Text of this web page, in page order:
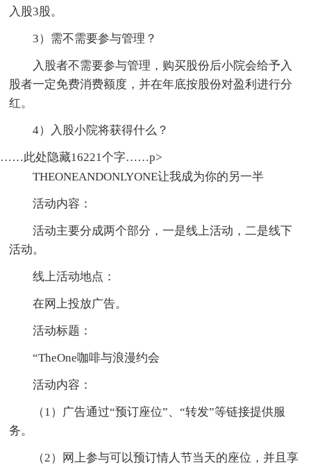
入股3股。
3）需不需要参与管理？
入股者不需要参与管理，购买股份后小院会给予入
股者一定免费消费额度，并在年底按股份对盈利进行分
红。
4）入股小院将获得什么？
……此处隐藏16221个字……p>
THEONEANDONLYONE让我成为你的另一半
活动内容：
活动主要分成两个部分，一是线上活动，二是线下
活动。
线上活动地点：
在网上投放广告。
活动标题：
“TheOne咖啡与浪漫约会
活动内容：
（1）广告通过“预订座位”、“转发”等链接提供服
务。
（2）网上参与可以预订情人节当天的座位，并且享